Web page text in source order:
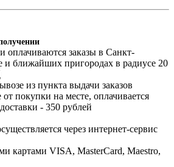
оплачиваются заказы в Санкт-
и ближайших пригородах в радиусе 20
из пункта выдачи заказов
от покупки на месте, оплачивается
- 350 рублей
через интернет-сервис
картами VISA, MasterСard, Maestro,